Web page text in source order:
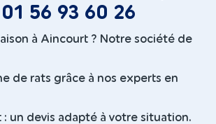
56 93 60 26
à Aincourt ? Notre société de
de rats grâce à nos experts en
un devis adapté à votre situation.